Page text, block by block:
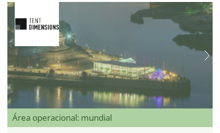
Área operacional: mundial